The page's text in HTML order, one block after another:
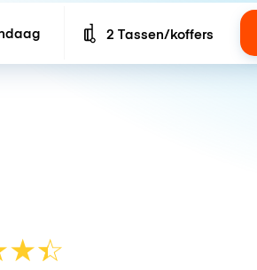
Number of bags
2 Tassen/koffers
★☆
★